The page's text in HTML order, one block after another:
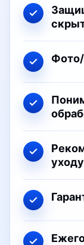
Фото/
уходу